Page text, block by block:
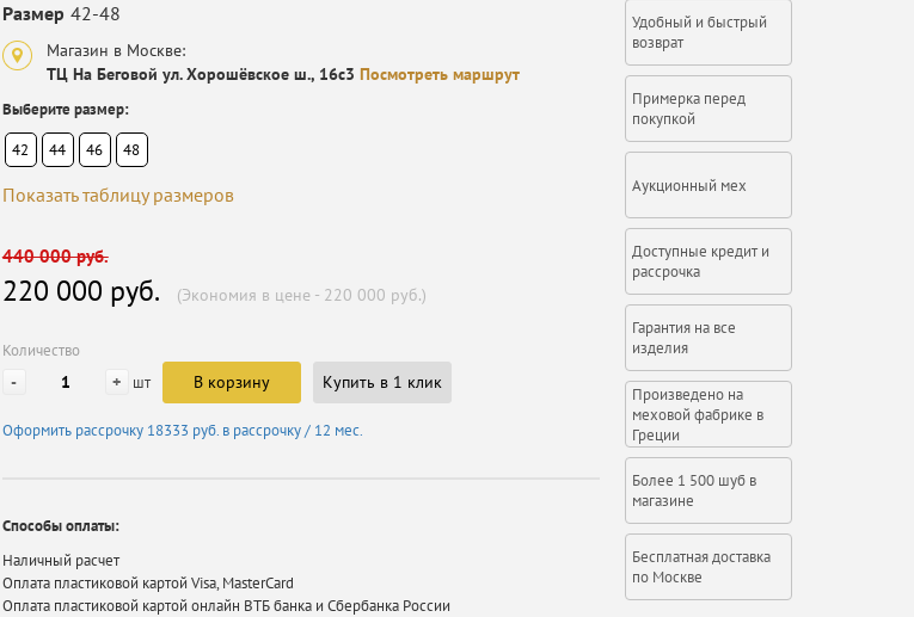
Удобный и быстрый
возврат
Примерка перед
покупкой
Аукционный мех
Доступные кредит и
рассрочка
Гарантия на все
изделия
Произведено на
меховой фабрике в
Греции
Более 1 500 шуб в
магазине
Бесплатная доставка
по Москве
Размер 42-48
Магазин в Москве:
ТЦ На Беговой ул. Хорошёвское ш., 16с3 Посмотреть маршрут
Выберите размер:
42
44 46 48
Показать таблицу размеров
440 000 руб.
220 000 руб. (Экономия в цене - 220 000 руб.)
Количество
- + шт В корзину Купить в 1 клик
Оформить рассрочку 18333 руб. в рассрочку / 12 мес.
Способы оплаты:
Наличный расчет
Оплата пластиковой картой Visa, MasterCard
Оплата пластиковой картой онлайн ВТБ банка и Сбербанка России